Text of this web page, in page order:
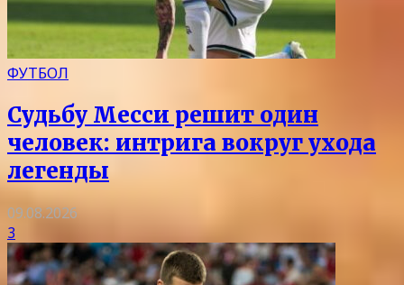
ФУТБОЛ
Судьбу Месси решит один
человек: интрига вокруг ухода
легенды
09.08.2026
3